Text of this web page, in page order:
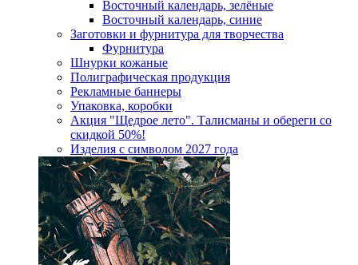
Восточный календарь, зелёные
Восточный календарь, синие
Заготовки и фурнитура для творчества
Фурнитура
Шнурки кожаные
Полиграфическая продукция
Рекламные баннеры
Упаковка, коробки
Акция "Щедрое лето". Талисманы и обереги со
скидкой 50%!
Изделия с символом 2027 года